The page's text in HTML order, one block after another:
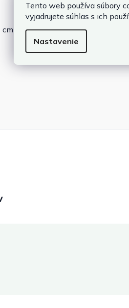
Tento web používa súbory
vyjadrujete súhlas s ich
Nastavenie
cm